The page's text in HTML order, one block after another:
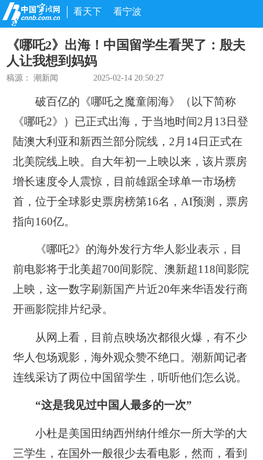
看天下 看宁波
《哪吒2》出海！中国留学生看哭了：殷夫
人让我想到妈妈
稿源：潮新闻 2025-02-14 20:50:27
破百亿的《哪吒之魔童闹海》（以下简称
《哪吒2》）已正式出海，于当地时间2月13日登
陆澳大利亚和新西兰部分院线，2月14日正式在
北美院线上映。自大年初一上映以来，该片票房
增长速度令人震惊，目前雄踞全球单一市场榜
首，位于全球影史票房榜第16名，AI预测，票房
指向160亿。
《哪吒2》的海外发行方华人影业表示，目
前电影将于北美超700间影院、澳新超118间影院
上映，这一数字刷新国产片近20年来华语发行商
开画影院排片纪录。
从网上看，目前点映场次都很火爆，有不少
华人包场观影，海外观众赞不绝口 。潮新闻记者
连线采访了两位中国留学生，听听他们怎么说。
“这是我见过中国人最多的一次”
小杜是美国田纳西州纳什维尔一所大学的大
三学生，在国外一般很少去看电影，然而，看到